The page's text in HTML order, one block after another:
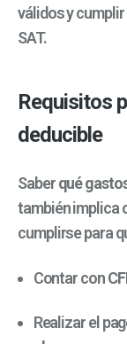
válidos y
SAT.
Requisitos
deducible
Saberqué
también implica
cumplirse para
Contar con
Realizar el